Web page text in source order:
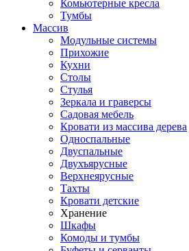
Комьютерные кресла
Тумбы
Массив
Модульные системы
Прихожие
Кухни
Столы
Стулья
Зеркала и граверсы
Садовая мебель
Кровати из массива дерева
Односпальные
Двуспальные
Двухъярусные
Верхнеярусные
Тахты
Кровати детские
Хранение
Шкафы
Комоды и тумбы